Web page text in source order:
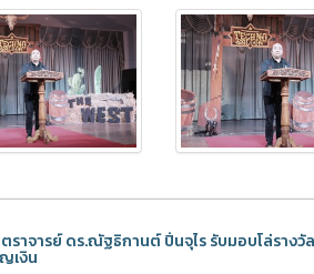
ราจารย์ ดร.ณัฐธิกานต์ ปิ่นจุไร รับมอบโล่ราง
เงิน